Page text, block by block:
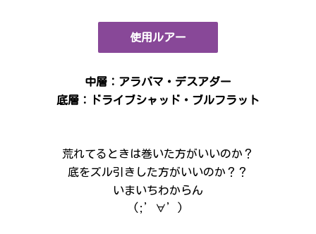
使用ルアー
中層：アラバマ・デスアダー
底層：ドライブシャッド・ブルフラット
荒れてるときは巻いた方がいいのか？
底をズル引きした方がいいのか？？
いまいちわからん
(;’∀’)